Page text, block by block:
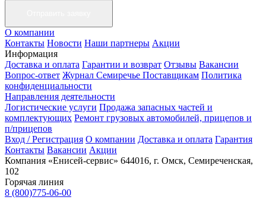
О компании
Контакты Новости Наши партнеры Акции
Информация
Доставка и оплата Гарантии и возврат Отзывы Вакансии
Вопрос-ответ Журнал Семиречье Поставщикам Политика
конфиденциальности
Направления деятельности
Логистические услуги Продажа запасных частей и
комплектующих Ремонт грузовых автомобилей, прицепов и
п/прицепов
Вход / Регистрация О компании Доставка и оплата Гарантия
Контакты Вакансии Акции
Компания «Енисей-сервис» 644016, г. Омск, Семиреченская,
102
Горячая линия
8 (800)775-06-00